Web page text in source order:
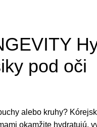
pod oči
alebo kruhy?
okamžite hydratujú,